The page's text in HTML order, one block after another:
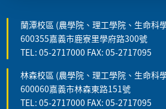
蘭潭校區 (農學院、理工學院、生命科
600355嘉義市鹿寮里學府路300號
TEL: 05-2717000 FAX: 05-2717095
林森校區 (農學院、理工學院、生命科
600060嘉義市林森東路151號
TEL: 05-2717000 FAX: 05-2717095